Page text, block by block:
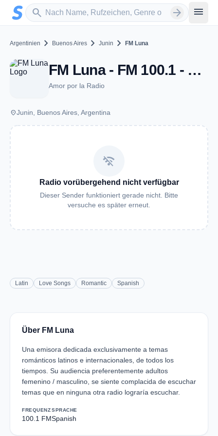
Zum Hauptinhalt springen
search
Sender suchen arrow_forward menu
Argentinien chevron_right Buenos Aires chevron_right Junin chevron_right FM Luna
FM Luna - FM 100.1 - Junin
Amor por la Radio
placeJunin, Buenos Aires, Argentina
wifi_off
Radio vorübergehend nicht verfügbar
Dieser Sender funktioniert gerade nicht. Bitte
versuche es später erneut.
Latin Love Songs Romantic Spanish
Über FM Luna
Una emisora dedicada exclusivamente a temas
románticos latinos e internacionales, de todos los
tiempos. Su audiencia preferentemente adultos
femenino / masculino, se siente complacida de escuchar
temas que en ninguna otra radio lograría escuchar.
FREQUENZ
100.1 FM
SPRACHE
Spanish